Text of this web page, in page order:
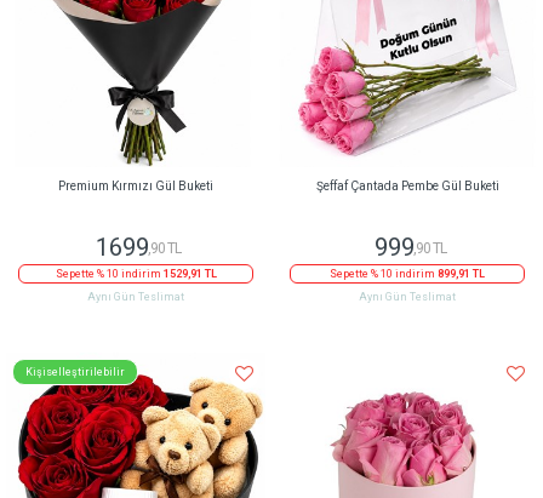
Premium Kırmızı Gül Buketi
1699,90 TL
Sepette % 10 indirim 1529,91 TL
Aynı Gün Teslimat
Şeffaf Çantada Pembe Gül Buketi
999,90 TL
Sepette % 10 indirim 899,91 TL
Aynı Gün Teslimat
Kişiselleştirilebilir